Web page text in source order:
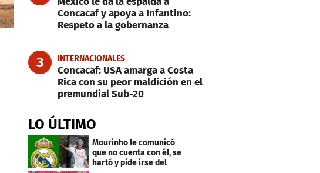
Concacaf y apoya a Infantino:
Respeto a la gobernanza
3 INTERNACIONALES
Concacaf: USA amarga a Costa
Rica con su peor maldición en el
premundial Sub-20
LO ÚLTIMO
Mourinho le comunicó
que no cuenta con él, se
hartó y pide irse del